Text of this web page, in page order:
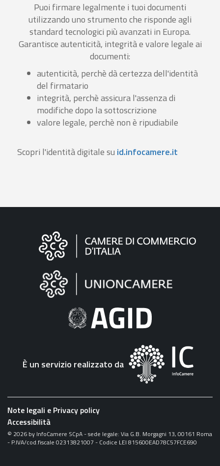
Puoi firmare legalmente i tuoi documenti
utilizzando uno strumento che risponde agli
standard tecnologici più avanzati in Europa.
Garantisce autenticità, integrità e valore legale ai
documenti:
autenticità, perchè dà certezza dell'identità
del firmatario
integrità, perchè assicura l'assenza di
modifiche dopo la sottoscrizione
valore legale, perchè non è ripudiabile
Scopri l'identità digitale su id.infocamere.it
Informazioni
"Fattura
Elettronica"
È un servizio realizzato da
Note legali e Privacy policy
Accessibilità
© 2026 by InfoCamere SCpA - sede legale: Via G.B. Morgagni 13, 00161 Roma
- P.IVA/cod.fiscale 02313821007 - Codice LEI 815600EAD78C57FCE690